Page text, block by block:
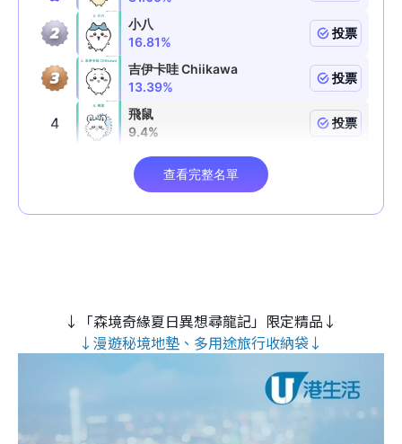
↓「森境奇緣夏日異想尋龍記」限定精品↓
↓漫遊秘境地墊、多用途旅行收納袋↓